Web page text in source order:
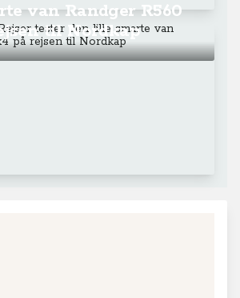
van Randger R560
til Nordkap